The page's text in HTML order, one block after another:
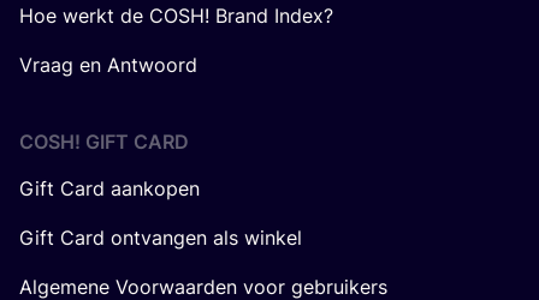
Hoe werkt de COSH! Brand Index?
Vraag en Antwoord
COSH! GIFT CARD
Gift Card aankopen
Gift Card ontvangen als winkel
Algemene Voorwaarden voor gebruikers